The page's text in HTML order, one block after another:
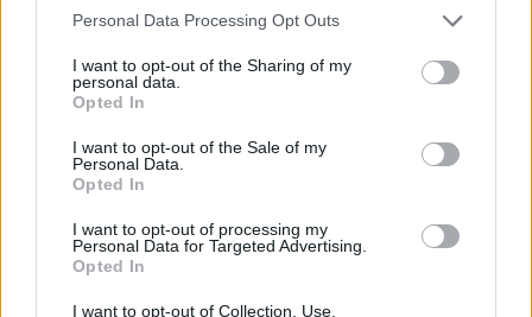
Please note that this website/app uses one or more Google
not limited to your visit or usage behaviour. You may click to
grant or deny consent to Google and its third-party tags to
use your data for below specified purposes in below Google
consent section.
Personal Data Processing Opt Outs
I want to opt-out of the Sharing of my
personal data.
Opted In
I want to opt-out of the Sale of my
Personal Data.
Opted In
I want to opt-out of processing my
Personal Data for Targeted Advertising.
Opted In
I want to opt-out of Collection, Use,
Σχόλια
Σχολίασε εδώ